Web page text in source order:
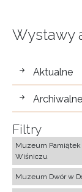
Wystawy
wystawy
Aktualne
Archiwalne
Filtry
Muzeum Pamiątek
Wiśniczu
Muzeum Dwór w